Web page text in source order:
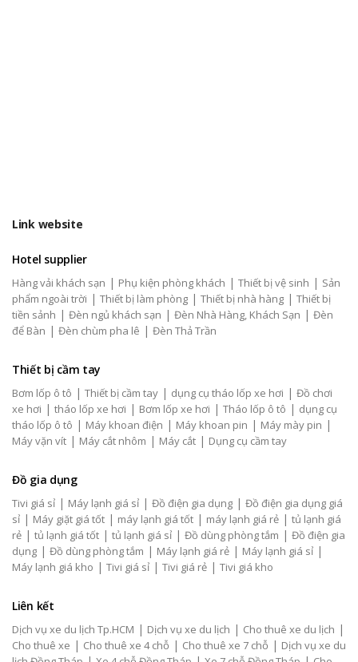
Link website
Hotel supplier
Hàng vải khách sạn | Phụ kiện phòng khách | Thiết bị vệ sinh | Sản
phẩm ngoài trời | Thiết bị làm phòng | Thiết bị nhà hàng | Thiết bị
tiền sảnh | Đèn ngủ khách sạn | Đèn Nhà Hàng, Khách Sạn | Đèn
để Bàn | Đèn chùm pha lê | Đèn Thả Trần
Thiết bị cầm tay
Bơm lốp ô tô | Thiết bị cầm tay | dụng cụ tháo lốp xe hơi | Đồ chơi
xe hơi | tháo lốp xe hơi | Bơm lốp xe hơi | Tháo lốp ô tô | dụng cụ
tháo lốp ô tô | Máy khoan điện | Máy khoan pin | Máy mày pin |
Máy vặn vít | Máy cắt nhôm | Máy cắt | Dụng cụ cầm tay
Đồ gia dụng
Tivi giá sỉ | Máy lạnh giá sỉ | Đồ điện gia dụng | Đồ điện gia dụng giá
sỉ | Máy giặt giá tốt | máy lạnh giá tốt | máy lạnh giá rẻ | tủ lạnh giá
rẻ | tủ lạnh giá tốt | tủ lạnh giá sỉ | Đồ dùng phòng tắm | Đồ điện gia
dụng | Đồ dùng phòng tắm | Máy lạnh giá rẻ | Máy lạnh giá sỉ |
Máy lạnh giá kho | Tivi giá sỉ | Tivi giá rẻ | Tivi giá kho
Liên kết
Dịch vụ xe du lịch Tp.HCM | Dịch vụ xe du lịch | Cho thuê xe du lịch |
Cho thuê xe | Cho thuê xe 4 chỗ | Cho thuê xe 7 chỗ | Dịch vụ xe du